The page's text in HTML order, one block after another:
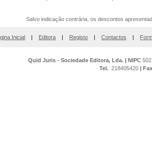
Salvo indicação contrária, os descontos
Inicial | Editora | Registo | Contactos |
Quid Juris - Sociedade Editora, Lda. | NIPC
Tel.218405420 | Fax